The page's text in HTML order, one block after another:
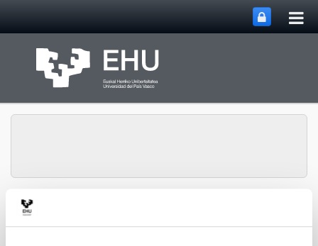
Internacionales
MenúAbrir/cerrar